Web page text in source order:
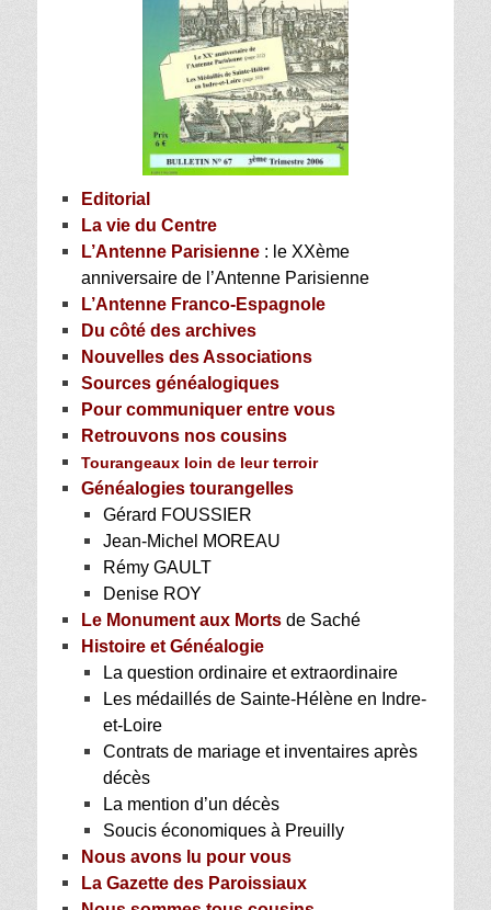
Editorial
La vie du Centre
L’Antenne Parisienne : le XXème
anniversaire de l’Antenne Parisienne
L’Antenne Franco-Espagnole
Du côté des archives
Nouvelles des Associations
Sources généalogiques
Pour communiquer entre vous
Retrouvons nos cousins
Tourangeaux loin de leur terroir
Généalogies tourangelles
Gérard FOUSSIER
Jean-Michel MOREAU
Rémy GAULT
Denise ROY
Le Monument aux Morts de Saché
Histoire et Généalogie
La question ordinaire et extraordinaire
Les médaillés de Sainte-Hélène en Indre-
et-Loire
Contrats de mariage et inventaires après
décès
La mention d’un décès
Soucis économiques à Preuilly
Nous avons lu pour vous
La Gazette des Paroissiaux